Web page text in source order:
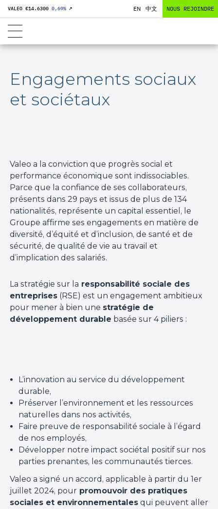
VALEO €14.6300 0,69% ↗ EN 中文 NOUS REJOINDRE
Engagements sociaux
et sociétaux
Valeo a la conviction que progrès social et
performance économique sont indissociables.
Parce que la confiance de ses collaborateurs,
présents dans 29 pays et issus de plus de 134
nationalités, représente un capital essentiel, le
Groupe affirme ses engagements en matière de
diversité, d’équité et d’inclusion, de santé et de
sécurité, de qualité de vie au travail et
d’implication des salariés.
La stratégie sur la responsabilité sociale des
entreprises (RSE) est un engagement ambitieux
pour mener à bien une stratégie de
développement durable basée sur 4 piliers :
L’innovation au service du développement
durable,
Préserver l’environnement et les ressources
naturelles dans nos activités,
Faire preuve de responsabilité sociale à l’égard
de nos employés,
Développer notre impact sociétal positif sur nos
parties prenantes, les communautés tierces.
Valeo a signé un accord, applicable à partir du 1er
juillet 2024, pour promouvoir des pratiques
sociales et environnementales qui peuvent aller